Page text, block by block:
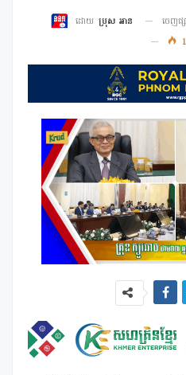
ដោយ ប្រុស អាន ចេញផ្